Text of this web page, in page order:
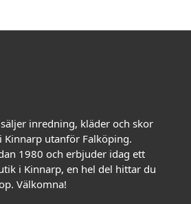
inredning, kläder och skor
Kinnarp utanför Falköping.
1980 och erbjuder idag ett
i Kinnarp, en hel del hittar du
Välkomna!